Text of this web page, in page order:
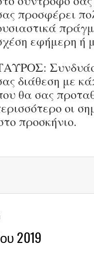
προσφέρει
εφήμερη ή
διάθεση με
θα σας
οι
προσκήνιο.
2019